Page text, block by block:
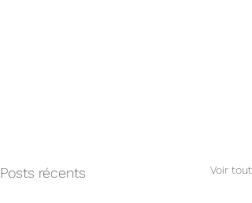
Posts récents Voir tout